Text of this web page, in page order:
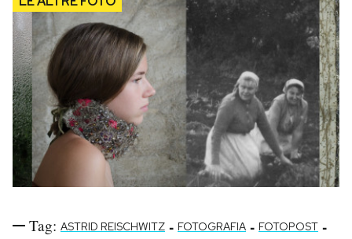
Tag: ASTRID REISCHWITZ - FOTOGRAFIA - FOTOPOST -